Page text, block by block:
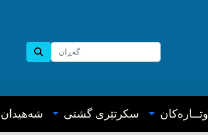
وتــاره‌کان سکرتێری گشتی شه‌هیدان